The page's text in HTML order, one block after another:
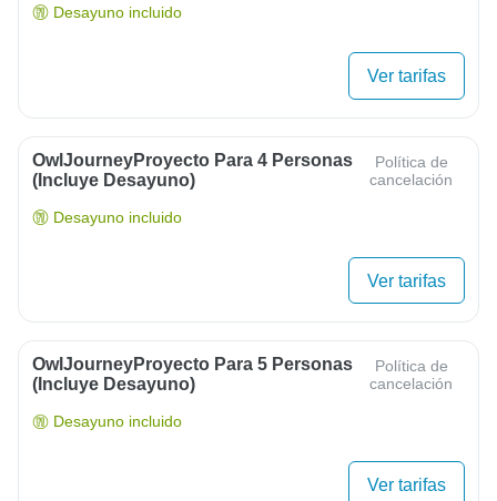
Desayuno incluido
Ver tarifas
OwlJourneyProyecto Para 4 Personas
(Incluye Desayuno)
Política de
cancelación
Desayuno incluido
Ver tarifas
OwlJourneyProyecto Para 5 Personas
(Incluye Desayuno)
Política de
cancelación
Desayuno incluido
Ver tarifas